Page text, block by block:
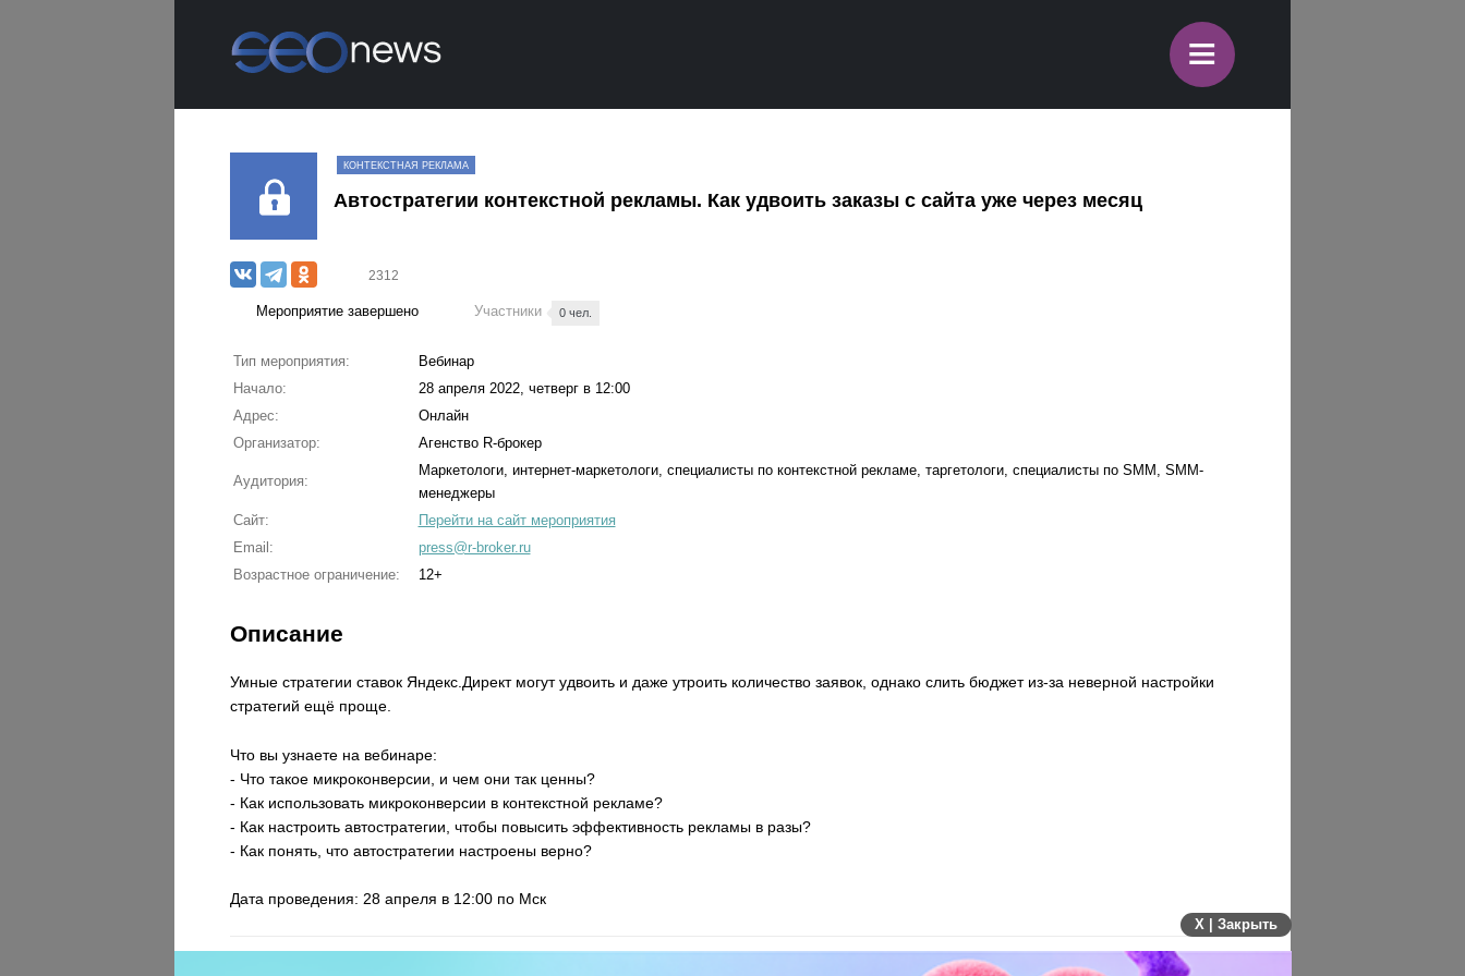
≡
КОНТЕКСТНАЯ РЕКЛАМА
Автостратегии контекстной рекламы. Как удвоить заказы с сайта уже через месяц
2312
Мероприятие завершено Участники 0 чел.
Тип мероприятия:
Вебинар
Начало:
28 апреля 2022, четверг в 12:00
Адрес:
Онлайн
Организатор:
Агенство R-брокер
Аудитория:
Маркетологи, интернет-маркетологи, специалисты по контекстной рекламе, таргетологи, специалисты по SMM, SMM-
менеджеры
Сайт:
Перейти на сайт мероприятия
Email:
press@r-broker.ru
Возрастное ограничение:
12+
Описание
Умные стратегии ставок Яндекс.Директ могут удвоить и даже утроить количество заявок, однако слить бюджет из-за неверной настройки
стратегий ещё проще.
Что вы узнаете на вебинаре:
- Что такое микроконверсии, и чем они так ценны?
- Как использовать микроконверсии в контекстной рекламе?
- Как настроить автостратегии, чтобы повысить эффективность рекламы в разы?
- Как понять, что автостратегии настроены верно?
Дата проведения: 28 апреля в 12:00 по Мск
X | Закрыть